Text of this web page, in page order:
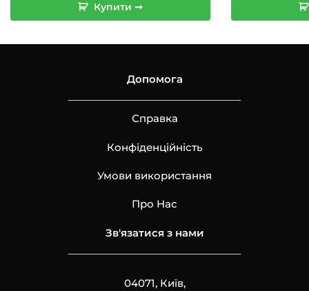
Купити ➞
Допомога
Справка
Конфіденційність
Умови використання
Про Нас
Зв'язатися з нами
04071, Київ,